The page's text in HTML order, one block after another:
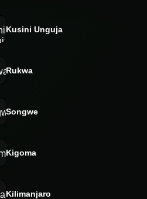
Kusini Unguja
Rukwa
Songwe
Kigoma
Kilimanjaro